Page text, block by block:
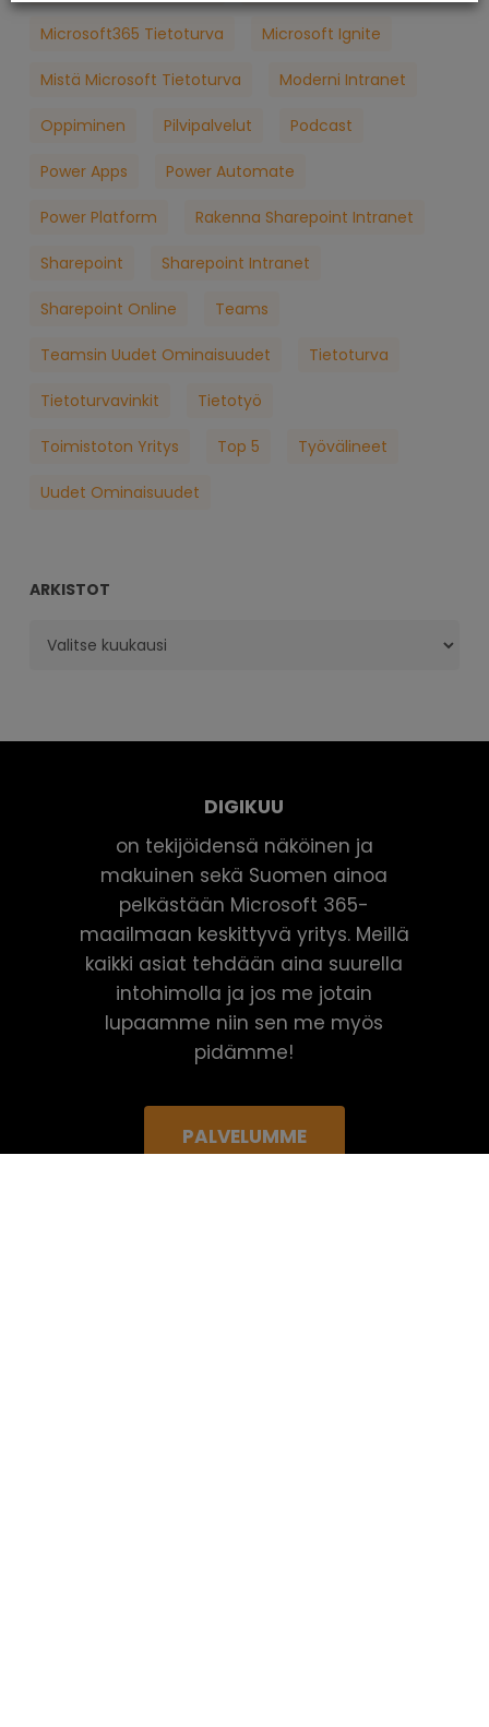
Microsoft365 Tietoturva Microsoft Ignite
Mistä Microsoft Tietoturva Moderni Intranet
Oppiminen Pilvipalvelut Podcast
Power Apps Power Automate
Power Platform Rakenna Sharepoint Intranet
Sharepoint Sharepoint Intranet
Sharepoint Online Teams
Teamsin Uudet Ominaisuudet Tietoturva
Tietoturvavinkit Tietotyö
Toimistoton Yritys Top 5 Työvälineet
Uudet Ominaisuudet
ARKISTOT
Arkistot
DIGIKUU
on tekijöidensä näköinen ja
makuinen sekä Suomen ainoa
pelkästään Microsoft 365-
maailmaan keskittyvä yritys. Meillä
kaikki asiat tehdään aina suurella
intohimolla ja jos me jotain
lupaamme niin sen me myös
pidämme!
PALVELUMME